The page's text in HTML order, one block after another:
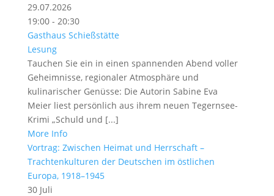
29.07.2026
19:00 - 20:30
Gasthaus Schießstätte
Lesung
Tauchen Sie ein in einen spannenden Abend voller
Geheimnisse, regionaler Atmosphäre und
kulinarischer Genüsse: Die Autorin Sabine Eva
Meier liest persönlich aus ihrem neuen Tegernsee-
Krimi „Schuld und [...]
More Info
Vortrag: Zwischen Heimat und Herrschaft –
Trachtenkulturen der Deutschen im östlichen
Europa, 1918–1945
30 Juli